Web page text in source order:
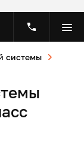
системы